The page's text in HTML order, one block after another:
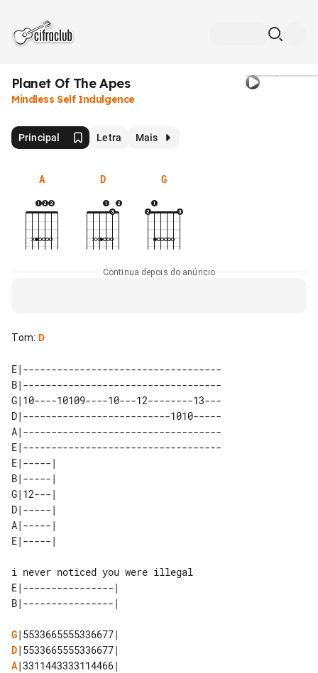
Planet Of The Apes
Mindless Self Indulgence
Principal Letra Mais
A D G
Continua depois do anúncio
Tom: D
E|-----------------------------------
B|-----------------------------------
G|10----10109----10---12--------13---
D|--------------------------1010-----
A|-----------------------------------
E|-----------------------------------
E|-----|
B|-----|
G|12---|
D|-----|
A|-----|
E|----------------|
G
D
A